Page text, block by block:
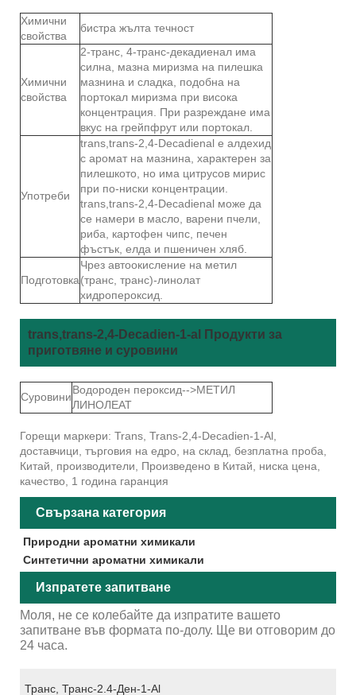
Химични
свойства
бистра жълта течност
Химични
свойства
2-транс, 4-транс-декадиенал има
силна, мазна миризма на пилешка
мазнина и сладка, подобна на
портокал миризма при висока
концентрация. При разреждане има
вкус на грейпфрут или портокал.
Употреби
trans,trans-2,4-Decadienal е алдехид
с аромат на мазнина, характерен за
пилешкото, но има цитрусов мирис
при по-ниски концентрации.
trans,trans-2,4-Decadienal може да
се намери в масло, варени пчели,
риба, картофен чипс, печен
фъстък, елда и пшеничен хляб.
Подготовка
Чрез автоокисление на метил
(транс, транс)-линолат
хидропероксид.
trans,trans-2,4-Decadien-1-al Продукти за
приготвяне и суровини
Суровини
Водороден пероксид-->МЕТИЛ
ЛИНОЛЕАТ
Горещи маркери: Trans, Trans-2,4-Decadien-1-Al,
доставчици, търговия на едро, на склад, безплатна проба,
Китай, производители, Произведено в Китай, ниска цена,
качество, 1 година гаранция
Свързана категория
Природни ароматни химикали
Синтетични ароматни химикали
Изпратете запитване
Моля, не се колебайте да изпратите вашето
запитване във формата по-долу. Ще ви отговорим до
24 часа.